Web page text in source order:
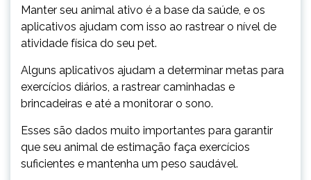
Manter seu animal ativo é a base da saúde, e os
aplicativos ajudam com isso ao rastrear o nível de
atividade física do seu pet.
Alguns aplicativos ajudam a determinar metas para
exercícios diários, a rastrear caminhadas e
brincadeiras e até a monitorar o sono.
Esses são dados muito importantes para garantir
que seu animal de estimação faça exercícios
suficientes e mantenha um peso saudável.